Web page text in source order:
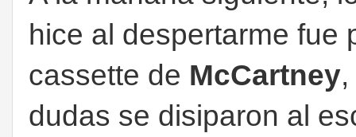
hice al despertarme fue
cassette de McCartney
dudas se disiparon al